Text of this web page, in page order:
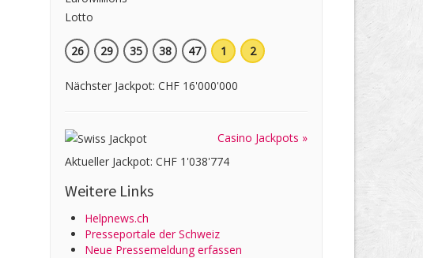
26 29 35 38 47 1 2
Nächster Jackpot: CHF 16'000'000
Casino Jackpots »
Aktueller Jackpot: CHF 1'038'774
Weitere Links
Helpnews.ch
Presseportale der Schweiz
Neue Pressemeldung erfassen